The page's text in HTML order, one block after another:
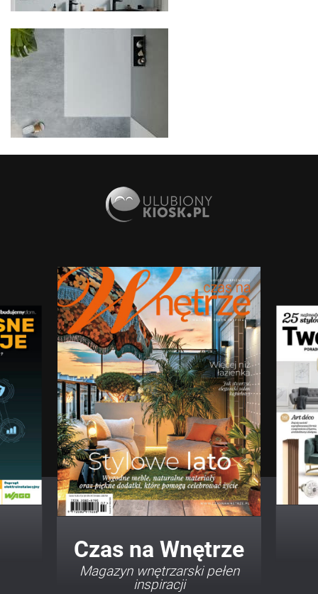
Twój Dom Twój Styl
Porady i inspiracje w
najmodniejszych stylach